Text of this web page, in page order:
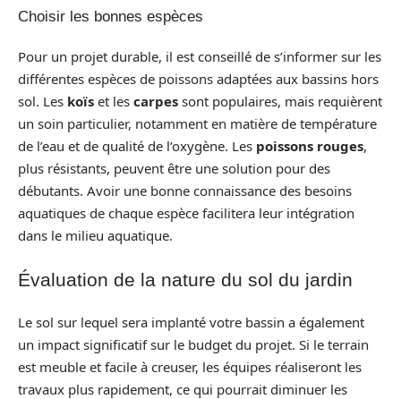
Choisir les bonnes espèces
Pour un projet durable, il est conseillé de s’informer sur les
différentes espèces de poissons adaptées aux bassins hors
sol. Les koïs et les carpes sont populaires, mais requièrent
un soin particulier, notamment en matière de température
de l’eau et de qualité de l’oxygène. Les poissons rouges,
plus résistants, peuvent être une solution pour des
débutants. Avoir une bonne connaissance des besoins
aquatiques de chaque espèce facilitera leur intégration
dans le milieu aquatique.
Évaluation de la nature du sol du jardin
Le sol sur lequel sera implanté votre bassin a également
un impact significatif sur le budget du projet. Si le terrain
est meuble et facile à creuser, les équipes réaliseront les
travaux plus rapidement, ce qui pourrait diminuer les